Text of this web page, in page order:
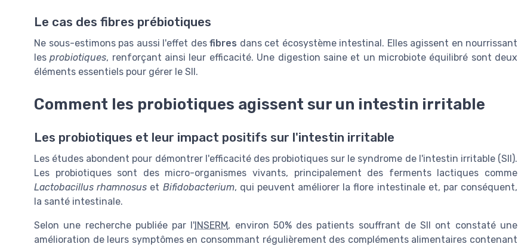
Le cas des fibres prébiotiques
Ne sous-estimons pas aussi l'effet des fibres dans cet écosystème intestinal. Elles agissent en nourrissant
lesprobiotiques, renforçant ainsi leur efficacité. Une digestion saine et un microbiote équilibré sont deux
éléments essentiels pour gérer le SII.
Comment les probiotiques agissent sur un intestin irritable
Les probiotiques et leur impact positifs sur l'intestin irritable
Les études abondent pour démontrer l'efficacité des probiotiques sur le syndrome de l'intestin irritable (SII).
Les probiotiques sont des micro-organismes vivants, principalement des ferments lactiques comme
Lactobacillus rhamnosus et Bifidobacterium, qui peuvent améliorer la flore intestinale et, par conséquent,
la santé intestinale.
Selon une recherche publiée par l'INSERM, environ 50% des patients souffrant de SII ont constaté une
amélioration de leurs symptômes en consommant régulièrement des compléments alimentaires contenant